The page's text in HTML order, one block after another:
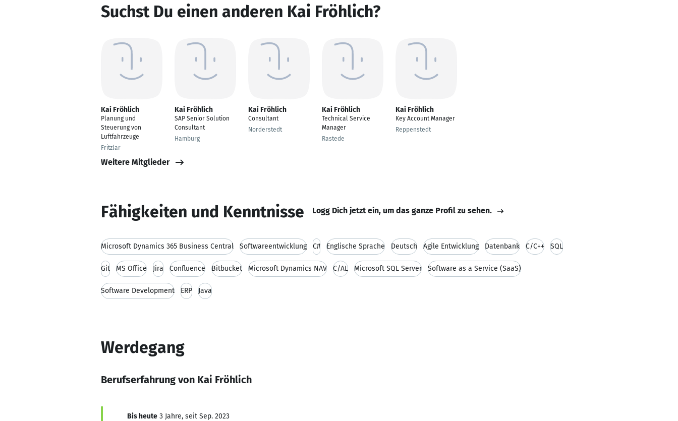
Suchst Du einen anderen Kai Fröhlich?
Kai Fröhlich
Planung und
Steuerung von
Luftfahrzeuge
Fritzlar
Kai Fröhlich
SAP Senior Solution
Consultant
Hamburg
Kai Fröhlich
Consultant
Norderstedt
Kai Fröhlich
Technical Service
Manager
Rastede
Kai Fröhlich
Key Account Manager
Reppenstedt
Weitere Mitglieder
Fähigkeiten und Kenntnisse Logg Dich jetzt ein, um das ganze Profil zu sehen.
Microsoft Dynamics 365 Business Central Softwareentwicklung C# Englische Sprache Deutsch Agile Entwicklung Datenbank C/C++ SQL
Git MS Office Jira Confluence Bitbucket Microsoft Dynamics NAV C/AL Microsoft SQL Server Software as a Service (SaaS)
Software Development ERP Java
Werdegang
Berufserfahrung von Kai Fröhlich
Bis heute 3 Jahre, seit Sep. 2023